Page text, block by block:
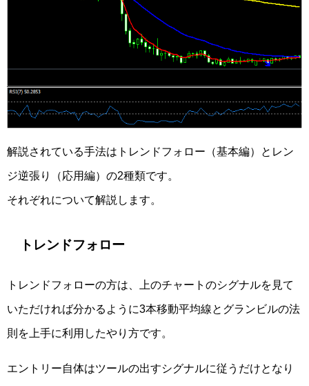
解説されている手法はトレンドフォロー（基本編）とレン
ジ逆張り（応用編）の2種類です。
それぞれについて解説します。
トレンドフォロー
トレンドフォローの方は、上のチャートのシグナルを見て
いただければ分かるように3本移動平均線とグランビルの法
則を上手に利用したやり方です。
エントリー自体はツールの出すシグナルに従うだけとなり